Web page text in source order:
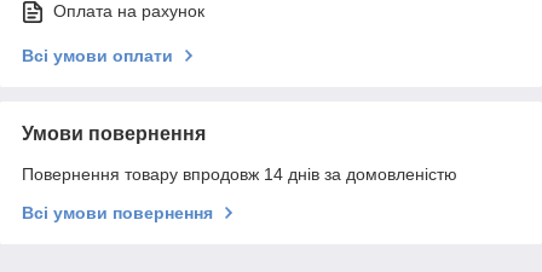
Оплата на рахунок
Всі умови оплати
Умови повернення
Повернення товару впродовж 14 днів за домовленістю
Всі умови повернення